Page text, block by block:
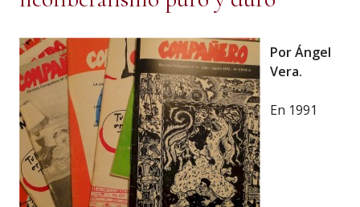
Por Ángel
Vera.
En 1991